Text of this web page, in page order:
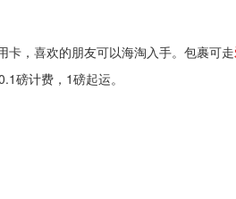
卡，喜欢的朋友可以海淘入手。包裹可走
磅计费，1磅起运。